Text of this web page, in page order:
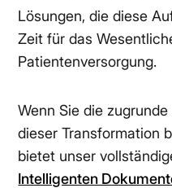
Lösungen, die diese
Zeit für das
Patientenversorgung.
Wenn Sie die
dieser Transformation
bietet unser
Intelligenten